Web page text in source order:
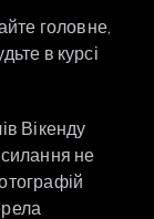
головне,
в курсі
Вікенду
не